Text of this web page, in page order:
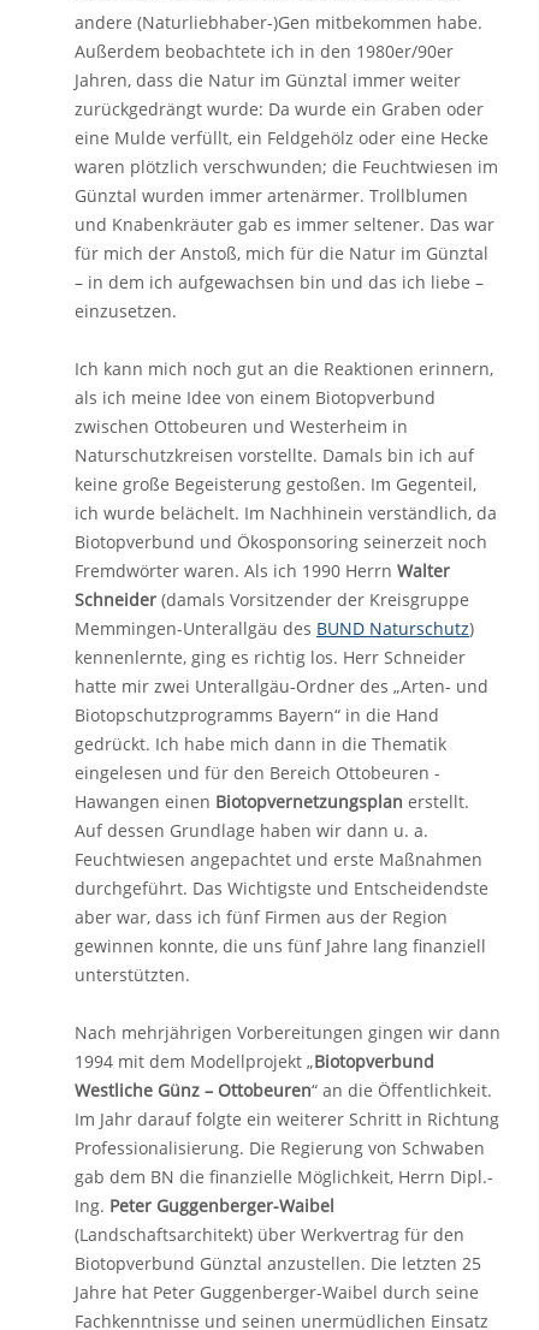
andere (Naturliebhaber-)Gen mitbekommen habe.
Außerdem beobachtete ich in den 1980er/90er
Jahren, dass die Natur im Günztal immer weiter
zurückgedrängt wurde: Da wurde ein Graben oder
eine Mulde verfüllt, ein Feldgehölz oder eine Hecke
waren plötzlich verschwunden; die Feuchtwiesen im
Günztal wurden immer artenärmer. Trollblumen
und Knabenkräuter gab es immer seltener. Das war
für mich der Anstoß, mich für die Natur im Günztal
– in dem ich aufgewachsen bin und das ich liebe –
einzusetzen.
Ich kann mich noch gut an die Reaktionen erinnern,
als ich meine Idee von einem Biotopverbund
zwischen Ottobeuren und Westerheim in
Naturschutzkreisen vorstellte. Damals bin ich auf
keine große Begeisterung gestoßen. Im Gegenteil,
ich wurde belächelt. Im Nachhinein verständlich, da
Biotopverbund und Ökosponsoring seinerzeit noch
Fremdwörter waren. Als ich 1990 Herrn Walter
Schneider (damals Vorsitzender der Kreisgruppe
Memmingen-Unterallgäu des BUND Naturschutz)
kennenlernte, ging es richtig los. Herr Schneider
hatte mir zwei Unterallgäu-Ordner des „Arten- und
Biotopschutzprogramms Bayern“ in die Hand
gedrückt. Ich habe mich dann in die Thematik
eingelesen und für den Bereich Ottobeuren -
Hawangen einen Biotopvernetzungsplan erstellt.
Auf dessen Grundlage haben wir dann u. a.
Feuchtwiesen angepachtet und erste Maßnahmen
durchgeführt. Das Wichtigste und Entscheidendste
aber war, dass ich fünf Firmen aus der Region
gewinnen konnte, die uns fünf Jahre lang finanziell
unterstützten.
Nach mehrjährigen Vorbereitungen gingen wir dann
1994 mit dem Modellprojekt „Biotopverbund
Westliche Günz – Ottobeuren“ an die Öffentlichkeit.
Im Jahr darauf folgte ein weiterer Schritt in Richtung
Professionalisierung. Die Regierung von Schwaben
gab dem BN die finanzielle Möglichkeit, Herrn Dipl.-
Ing. Peter Guggenberger-Waibel
(Landschaftsarchitekt) über Werkvertrag für den
Biotopverbund Günztal anzustellen. Die letzten 25
Jahre hat Peter Guggenberger-Waibel durch seine
Fachkenntnisse und seinen unermüdlichen Einsatz